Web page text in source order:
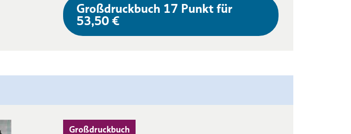
Großdruckbuch 17 Punkt für
53,50 €
Großdruckbuch